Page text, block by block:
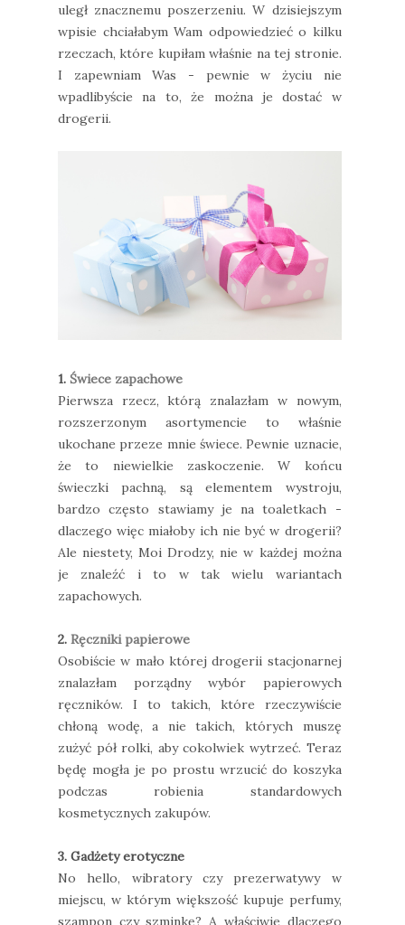
uległ znacznemu poszerzeniu. W dzisiejszym
wpisie chciałabym Wam odpowiedzieć o kilku
rzeczach, które kupiłam właśnie na tej stronie.
I zapewniam Was - pewnie w życiu nie
wpadlibyście na to, że można je dostać w
drogerii.
1. Świece zapachowe
Pierwsza rzecz, którą znalazłam w nowym,
rozszerzonym asortymencie to właśnie
ukochane przeze mnie świece. Pewnie uznacie,
że to niewielkie zaskoczenie. W końcu
świeczki pachną, są elementem wystroju,
bardzo często stawiamy je na toaletkach -
dlaczego więc miałoby ich nie być w drogerii?
Ale niestety, Moi Drodzy, nie w każdej można
je znaleźć i to w tak wielu wariantach
zapachowych.
2. Ręczniki papierowe
Osobiście w mało której drogerii stacjonarnej
znalazłam porządny wybór papierowych
ręczników. I to takich, które rzeczywiście
chłoną wodę, a nie takich, których muszę
zużyć pół rolki, aby cokolwiek wytrzeć. Teraz
będę mogła je po prostu wrzucić do koszyka
podczas robienia standardowych
kosmetycznych zakupów.
3. Gadżety erotyczne
No hello, wibratory czy prezerwatywy w
miejscu, w którym większość kupuje perfumy,
szampon czy szminkę? A właściwie dlaczego